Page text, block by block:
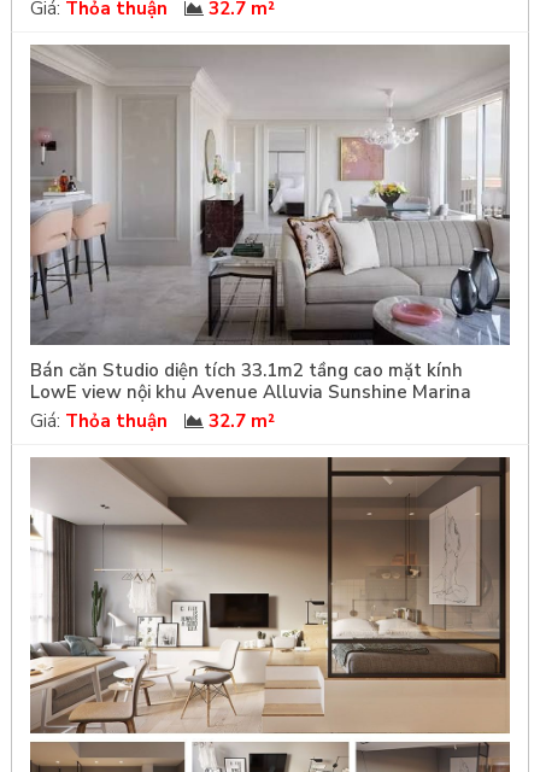
Giá: Thỏa thuận 32.7 m²
Bán căn Studio diện tích 33.1m2 tầng cao mặt kính
LowE view nội khu Avenue Alluvia Sunshine Marina
Giá: Thỏa thuận 32.7 m²